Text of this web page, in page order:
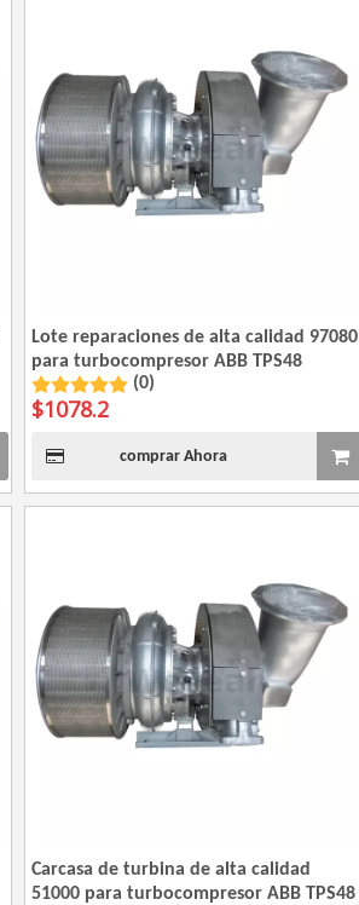
Lote reparaciones de alta calidad 97080
para turbocompresor ABB TPS48
(0)
$1078.2
comprar Ahora
Carcasa de turbina de alta calidad
51000 para turbocompresor ABB TPS48